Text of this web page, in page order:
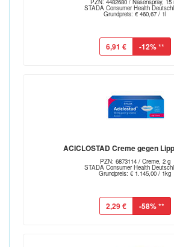
PZN: 4482680 / Nasenspray, 15
STADA Consumer Health
Grundpreis: € 460,67 / 1l
6,91 € -12%**
ACICLOSTAD Creme gegen
PZN: 6873114 / Creme, 2 g
STADA Consumer Health
Grundpreis: € 1.145,00 / 1kg
2,29 € -58%**